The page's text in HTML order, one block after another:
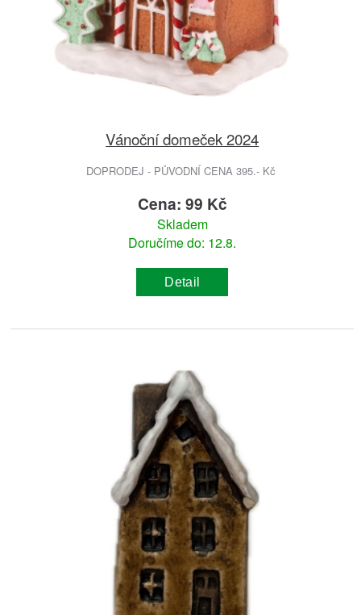
Vánoční domeček 2024
DOPRODEJ - PŮVODNÍ CENA 395.- Kč
Cena: 99 Kč
Skladem
Doručíme do: 12.8.
Detail